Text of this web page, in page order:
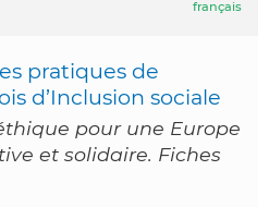
français
pratiques de
d’Inclusion sociale
pour une Europe
et solidaire. Fiches